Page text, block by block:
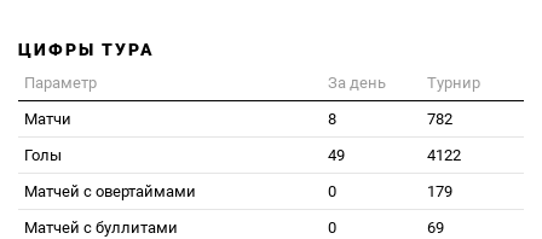
ЦИФРЫ ТУРА
Параметр За день
Турнир
Матчи
8
782
Голы
49
4122
Матчей с овертаймами
0
179
Матчей с буллитами
0
69